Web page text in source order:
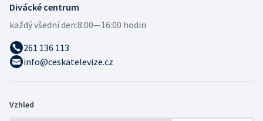
Divácké centrum
každý všední den:8:00—16:00 hodin
261 136 113
info@ceskatelevize.cz
Vzhled